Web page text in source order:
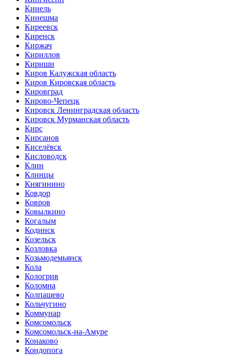
Кинель
Кинешма
Киреевск
Киренск
Киржач
Кириллов
Кириши
Киров Калужская область
Киров Кировская область
Кировград
Кирово-Чепецк
Кировск Ленинградская область
Кировск Мурманская область
Кирс
Кирсанов
Киселёвск
Кисловодск
Клин
Клинцы
Княгинино
Ковдор
Ковров
Ковылкино
Когалым
Кодинск
Козельск
Козловка
Козьмодемьянск
Кола
Кологрив
Коломна
Колпашево
Кольчугино
Коммунар
Комсомольск
Комсомольск-на-Амуре
Конаково
Кондопога